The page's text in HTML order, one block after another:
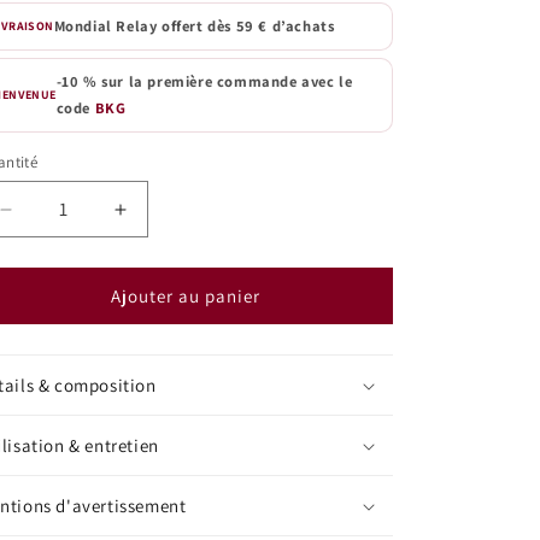
Mondial Relay offert dès 59 € d’achats
-10 % sur la première commande avec le
code BKG
Réduire
la
quantité
Bougie
meringué
Classique
Augmenter
la
quantité
de
Bougie
meringué
Classique
Ajouter au panier
& composition
& entretien
d'avertissement